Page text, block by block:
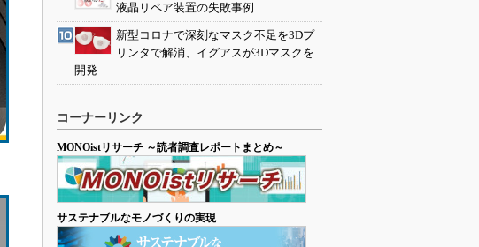
液晶リペア装置の失敗事例
新型コロナで深刻なマスク不足を3Dプ
リンタで解消、イグアスが3Dマスクを
開発
コーナーリンク
MONOistリサーチ ～読者調査レポートまとめ～
サステナブルなモノづくりの実現